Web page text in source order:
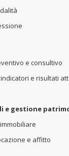
e consultivo
e risultati
e gestione
e affitto